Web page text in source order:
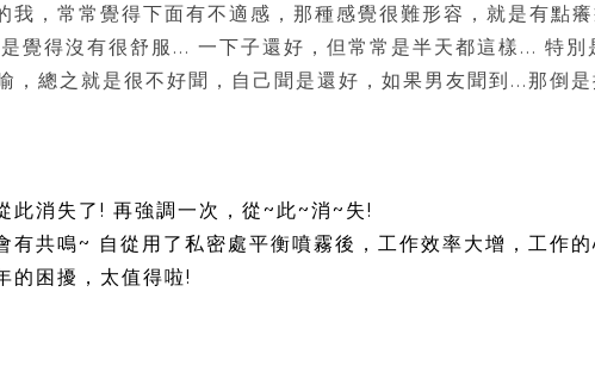
我，常常覺得下面有不適感，那種感覺很難形容，就是有點
覺得沒有很舒服... 一下子還好，但常常是半天都這樣... 特別
，總之就是很不好聞，自己聞是還好，如果男友聞到...那倒
此消失了! 再強調一次，從~此~消~失!
共鳴~ 自從用了私密處平衡噴霧後，工作效率大增，工作
的困擾，太值得啦!